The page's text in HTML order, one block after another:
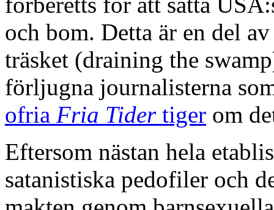
och bom. Detta är en del
träsket (draining the
förljugna journalisterna
ofria Fria Tidertiger om
Eftersom nästan hela
satanistiska pedofiler och